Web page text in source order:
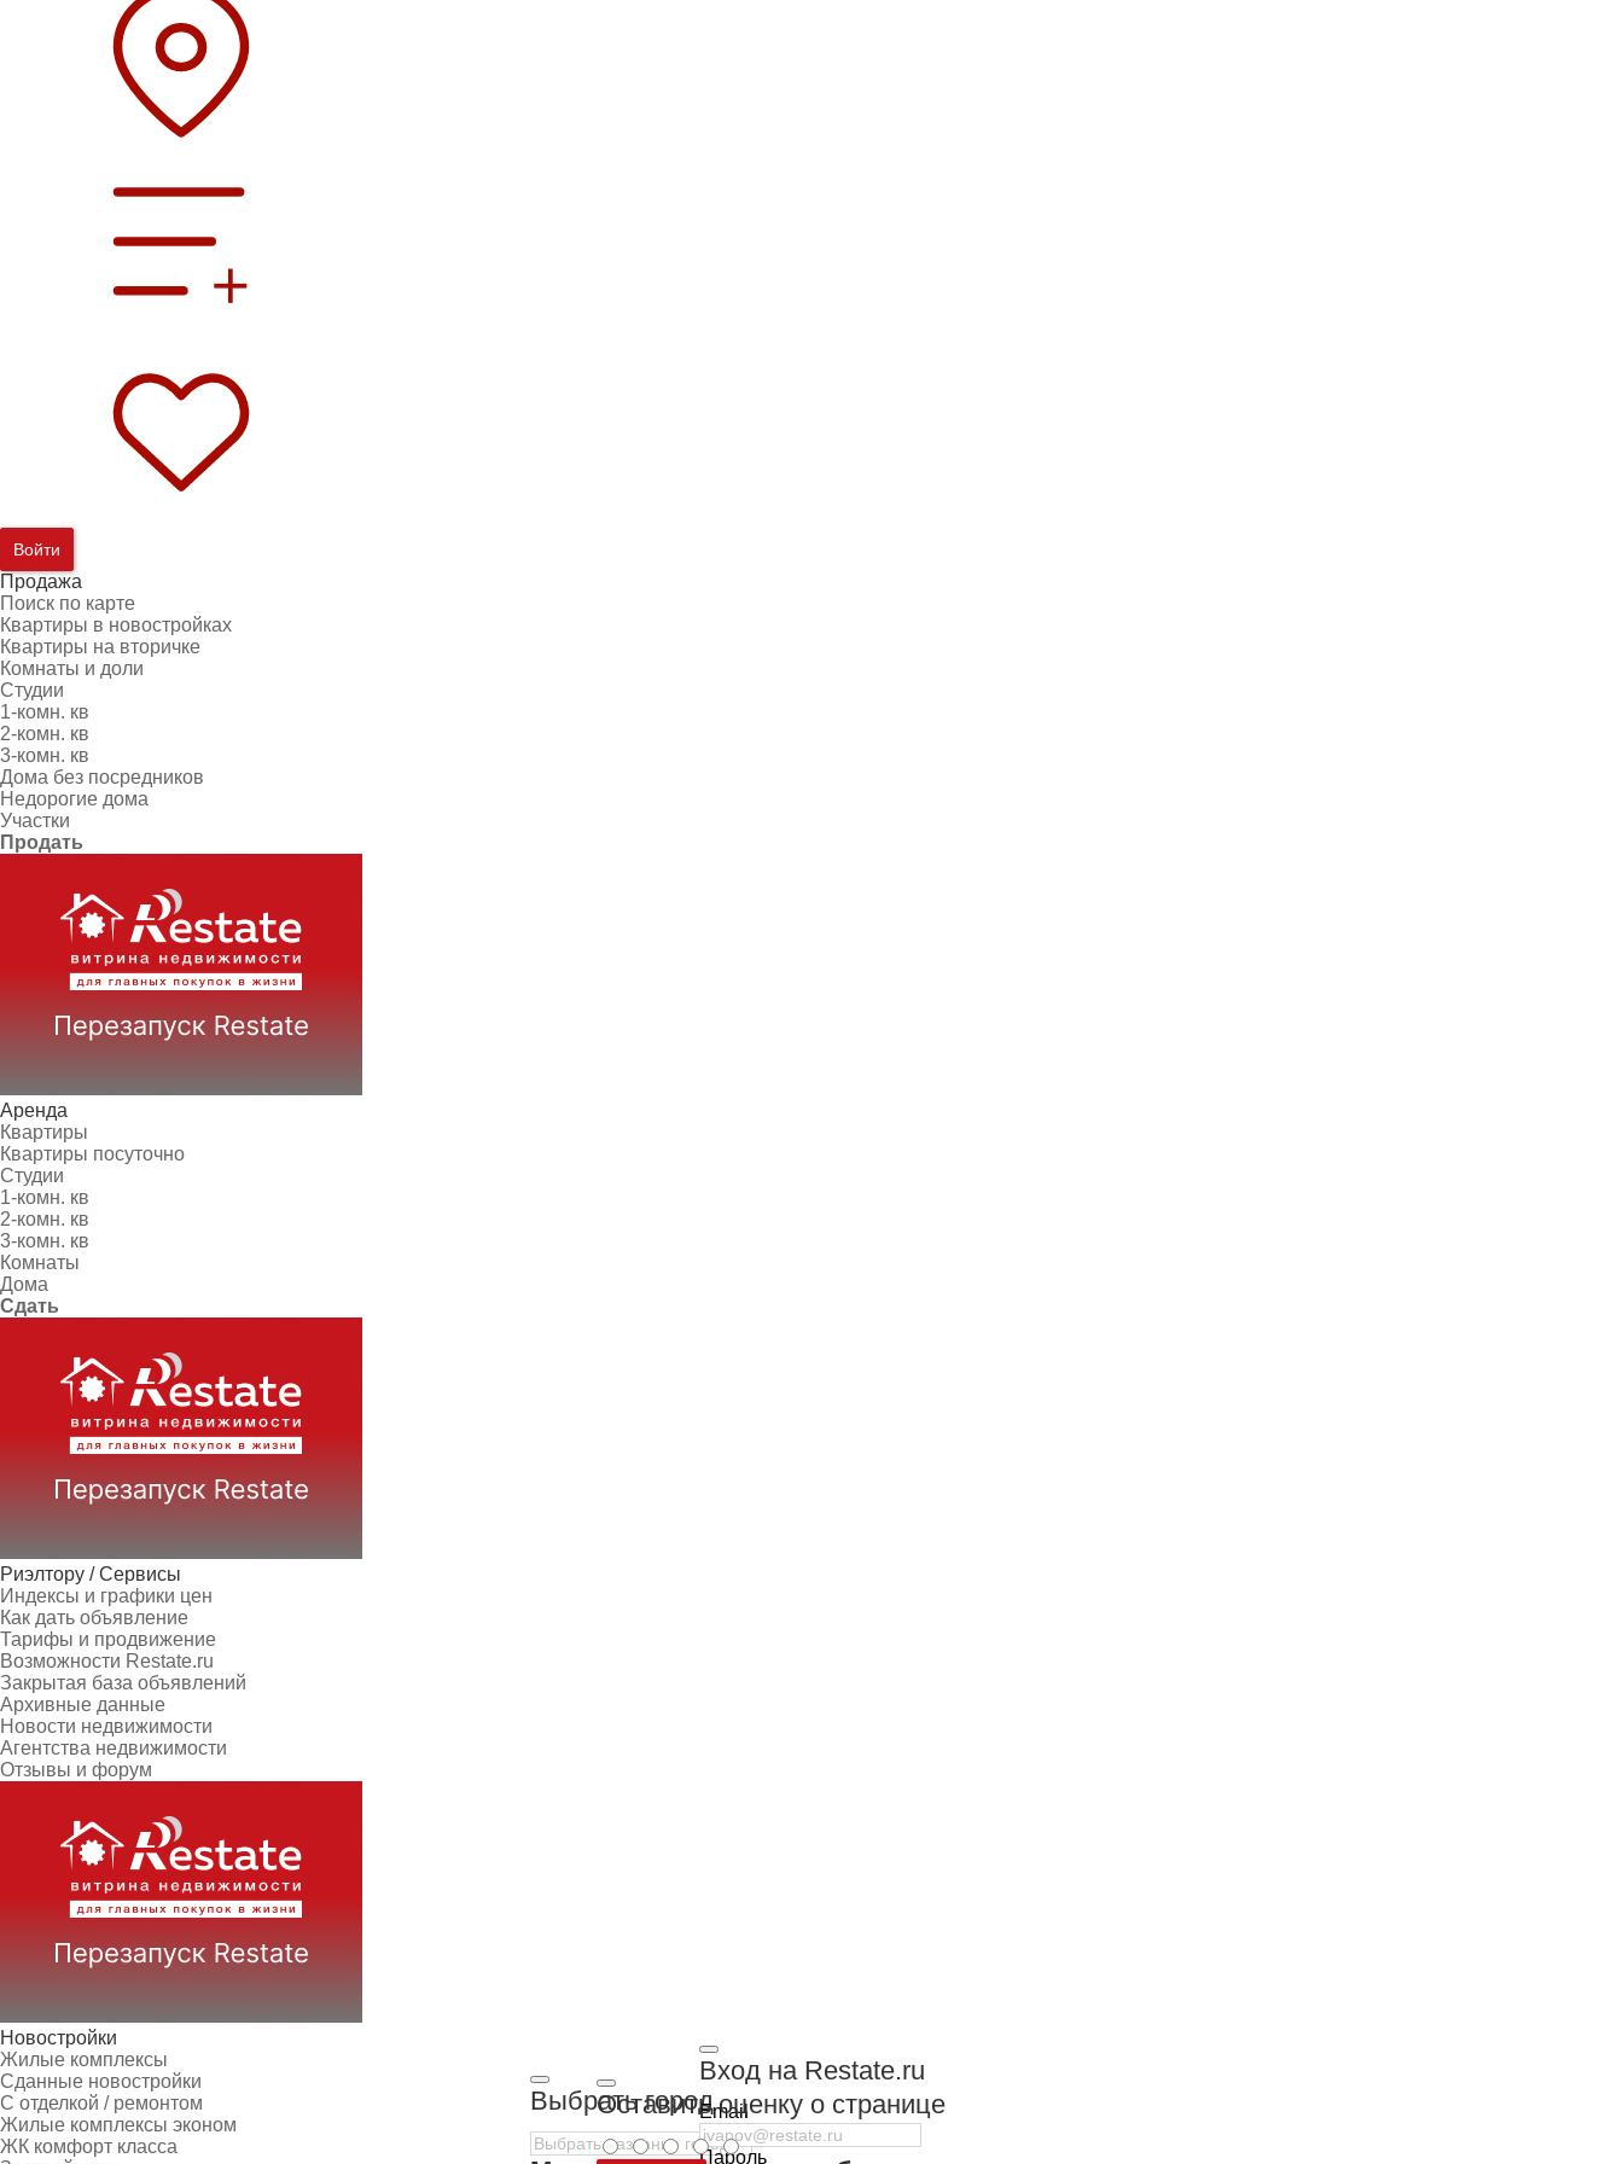
Войти
Продажа
Поиск по карте
Квартиры в новостройках
Квартиры на вторичке
Комнаты и доли
Студии
1-комн. кв
2-комн. кв
3-комн. кв
Дома без посредников
Недорогие дома
Участки
Продать
Аренда
Квартиры
Квартиры посуточно
Студии
1-комн. кв
2-комн. кв
3-комн. кв
Комнаты
Дома
Сдать
Риэлтору / Сервисы
Индексы и графики цен
Как дать объявление
Тарифы и продвижение
Возможности Restate.ru
Закрытая база объявлений
Архивные данные
Новости недвижимости
Агентства недвижимости
Отзывы и форум
Новостройки
Жилые комплексы
Сданные новостройки
С отделкой / ремонтом
Жилые комплексы эконом
ЖК комфорт класса
Выбрать город
Вход на Restate.ru
Email
Пароль
Оставить оценку о странице